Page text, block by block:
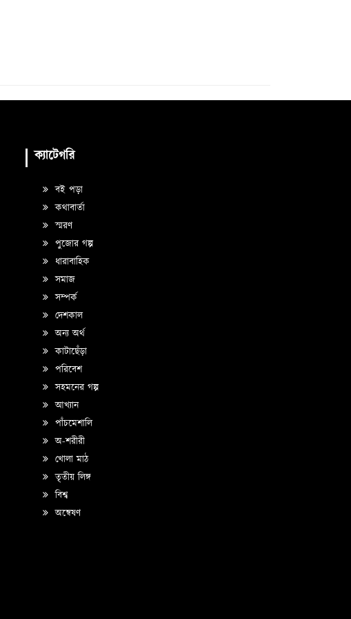
ক্যাটেগরি
বই পড়া
কথাবার্তা
স্মরণ
পুজোর গল্প
ধারাবাহিক
সমাজ
সম্পর্ক
দেশকাল
অন্য অর্থ
কাটাছেঁড়া
পরিবেশ
সহমনের গল্প
আখ্যান
পাঁচমেশালি
অ-শরীরী
খোলা মাঠ
তৃতীয় লিঙ্গ
বিশ্ব
অন্বেষণ